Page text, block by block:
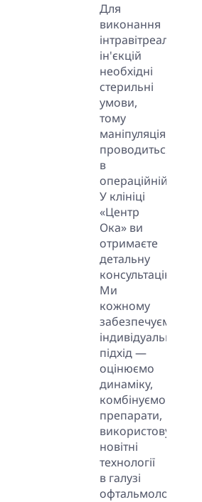
Для
виконання
інтравітреальних
ін'єкцій
необхідні
стерильні
умови,
тому
маніпуляція
проводиться
в
операційній.
У клініці
«Центр
Ока» ви
отримаєте
детальну
консультацію.
Ми
кожному
забезпечуємо
індивідуальний
підхід —
оцінюємо
динаміку,
комбінуємо
препарати,
використовуємо
новітні
технології
в галузі
офтальмології.